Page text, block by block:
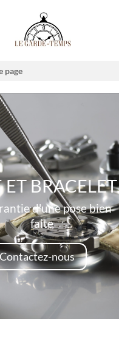
page
ET BRACELET
d'une pose bien
faite
Contactez-nous